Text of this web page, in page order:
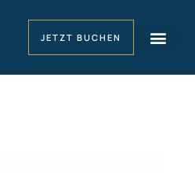
JETZT BUCHEN